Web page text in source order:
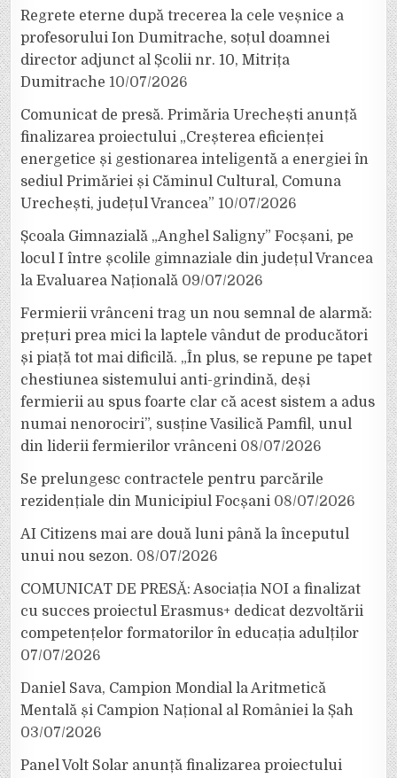
Regrete eterne după trecerea la cele veșnice a
profesorului Ion Dumitrache, soțul doamnei
director adjunct al Școlii nr. 10, Mitrița
Dumitrache 10/07/2026
Comunicat de presă. Primăria Urechești anunță
finalizarea proiectului „Creșterea eficienței
energetice și gestionarea inteligentă a energiei în
sediul Primăriei și Căminul Cultural, Comuna
Urechești, județul Vrancea” 10/07/2026
Școala Gimnazială „Anghel Saligny” Focșani, pe
locul I între școlile gimnaziale din județul Vrancea
la Evaluarea Națională 09/07/2026
Fermierii vrânceni trag un nou semnal de alarmă:
prețuri prea mici la laptele vândut de producători
și piață tot mai dificilă. „În plus, se repune pe tapet
chestiunea sistemului anti-grindină, deși
fermierii au spus foarte clar că acest sistem a adus
numai nenorociri”, susține Vasilică Pamfil, unul
din liderii fermierilor vrânceni 08/07/2026
Se prelungesc contractele pentru parcările
rezidențiale din Municipiul Focșani 08/07/2026
AI Citizens mai are două luni până la începutul
unui nou sezon. 08/07/2026
COMUNICAT DE PRESĂ: Asociația NOI a finalizat
cu succes proiectul Erasmus+ dedicat dezvoltării
competențelor formatorilor în educația adulților
07/07/2026
Daniel Sava, Campion Mondial la Aritmetică
Mentală și Campion Național al României la Șah
03/07/2026
Panel Volt Solar anunță finalizarea proiectului